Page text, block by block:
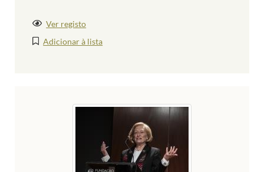
Ver registo
Adicionar à lista